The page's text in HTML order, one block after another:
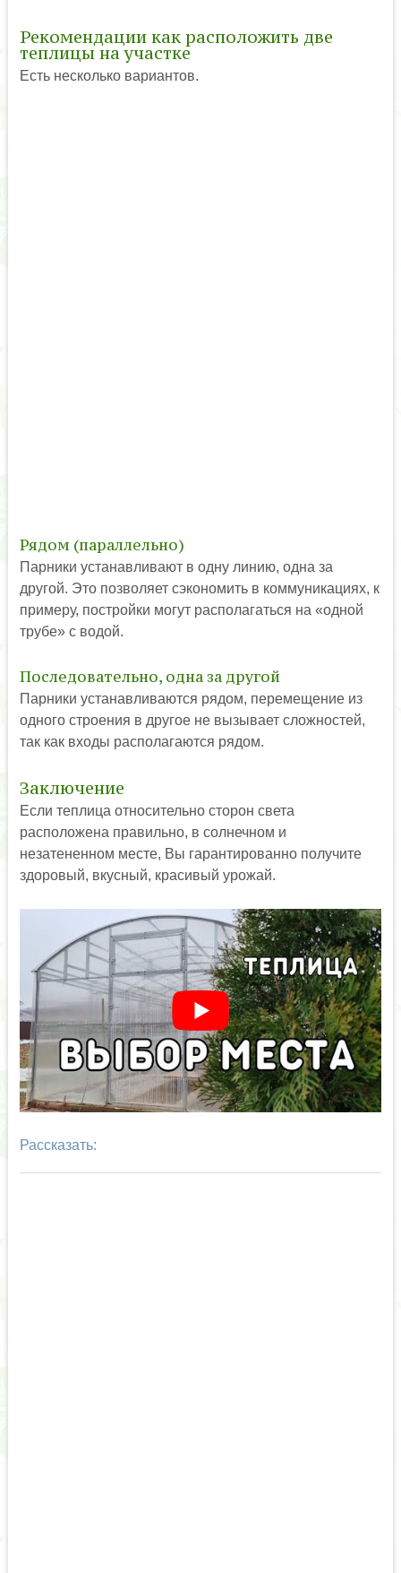
Рекомендации как расположить две
теплицы на участке
Есть несколько вариантов.
Рядом (параллельно)
Парники устанавливают в одну линию, одна за
другой. Это позволяет сэкономить в коммуникациях, к
примеру, постройки могут располагаться на «одной
трубе» с водой.
Последовательно, одна за другой
Парники устанавливаются рядом, перемещение из
одного строения в другое не вызывает сложностей,
так как входы располагаются рядом.
Заключение
Если теплица относительно сторон света
расположена правильно, в солнечном и
незатененном месте, Вы гарантированно получите
здоровый, вкусный, красивый урожай.
Рассказать: